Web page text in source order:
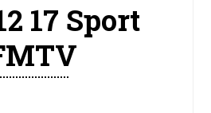
17 Sport